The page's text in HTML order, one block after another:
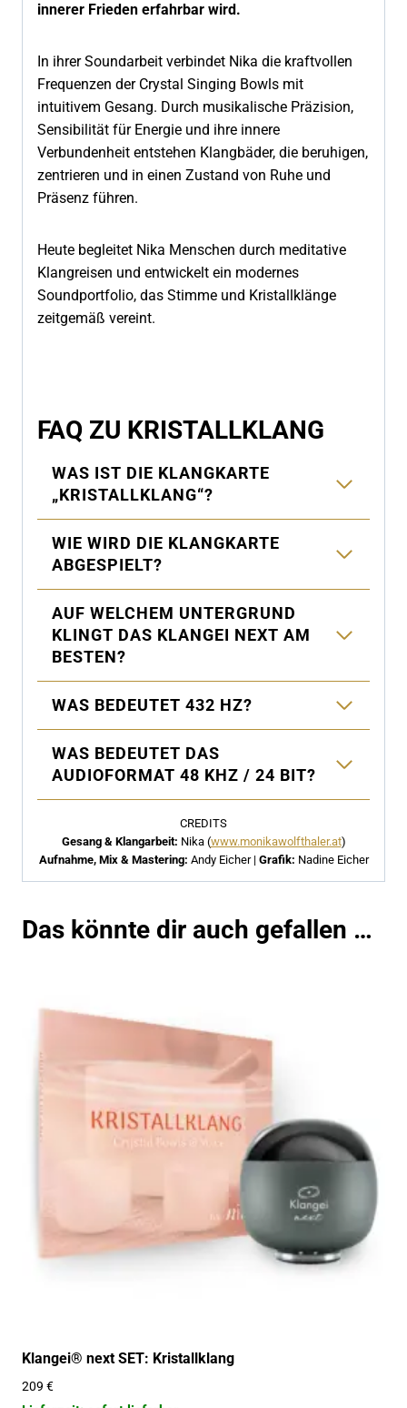
innerer Frieden erfahrbar wird.
In ihrer Soundarbeit verbindet Nika die kraftvollen
Frequenzen der Crystal Singing Bowls mit
intuitivem Gesang. Durch musikalische Präzision,
Sensibilität für Energie und ihre innere
Verbundenheit entstehen Klangbäder, die beruhigen,
zentrieren und in einen Zustand von Ruhe und
Präsenz führen.
Heute begleitet Nika Menschen durch meditative
Klangreisen und entwickelt ein modernes
Soundportfolio, das Stimme und Kristallklänge
zeitgemäß vereint.
FAQ ZU KRISTALLKLANG
WAS IST DIE KLANGKARTE
„KRISTALLKLANG“?
WIE WIRD DIE KLANGKARTE
ABGESPIELT?
AUF WELCHEM UNTERGRUND
KLINGT DAS KLANGEI NEXT AM
BESTEN?
WAS BEDEUTET 432 HZ?
WAS BEDEUTET DAS
AUDIOFORMAT 48 KHZ / 24 BIT?
CREDITS
Gesang & Klangarbeit: Nika (www.monikawolfthaler.at)
Aufnahme, Mix & Mastering: Andy Eicher | Grafik: Nadine Eicher
Das könnte dir auch gefallen …
Klangei® next SET: Kristallklang
209 €